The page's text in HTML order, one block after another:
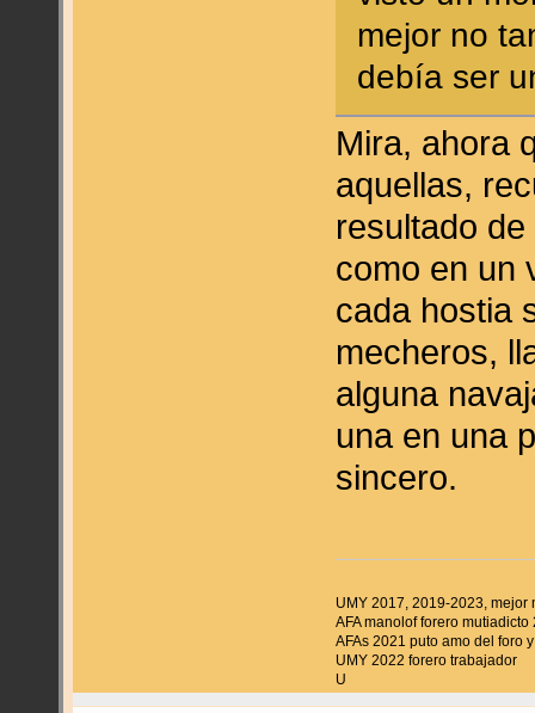
mejor no
debía ser
Mira, ahora
aquellas,
resultado
como en un
cada hostia
mecheros,
alguna
una en una
sincero.
UMY 2017, 2019-2023, mejor
AFA manolof forero mutiadicto
AFAs 2021 puto amo del foro
UMY 2022 forero trabajador
U